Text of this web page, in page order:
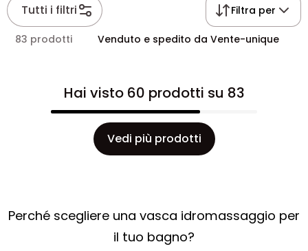
scegli l’attrezzatura ideale per alleviare le tensioni e
valorizzare il tuo bagno.
Tutti i filtri Filtra per
83 prodotti Venduto e spedito da Vente-unique
Hai visto 60 prodotti su 83
Vedi più prodotti
Perché scegliere una vasca idromassaggio per
il tuo bagno?